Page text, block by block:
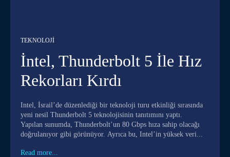
TEKNOLOJI
İntel, Thunderbolt 5 İle Hız
Rekorları Kırdı
Intel, İsrail’de düzenlediği bir teknoloji turu etkinliği sırasında
yeni nesil Thunderbolt 5 teknolojisinin tanıtımını yaptı.
Yapılan sunumda, Thunderbolt’un 80 Gbps hıza sahip olacağı
doğrulanıyor gibi görünüyor. Ayrıca bu, Intel’in yüksek veri...
Read more...